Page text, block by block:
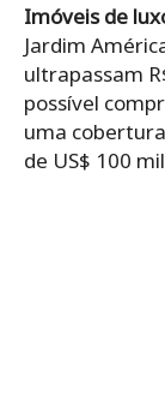
Imóveis de
Jardim
ultrapassam
possível
uma
de US$ 100